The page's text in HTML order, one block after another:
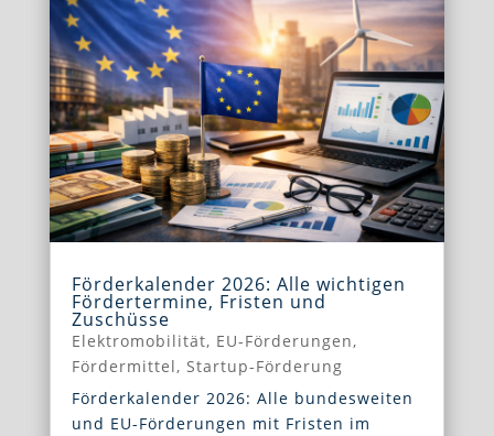
Förderkalender 2026: Alle wichtigen
Fördertermine, Fristen und
Zuschüsse
Elektromobilität, EU-Förderungen,
Fördermittel, Startup-Förderung
Förderkalender 2026: Alle bundesweiten
und EU-Förderungen mit Fristen im